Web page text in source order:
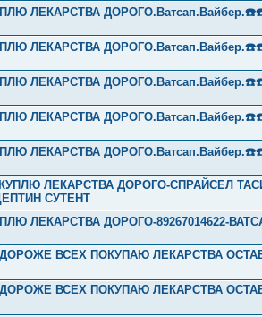
ЛЕКАРСТВА
ЛЕКАРСТВА
ЛЕКАРСТВА
ЛЕКАРСТВА
ЛЕКАРСТВА
КУПЛЮ ЛЕКАРСТВА ДОРОГО-СПРАЙСЕЛ
СУТЕНТ
ЛЕКАРСТВА ДОРОГО-89267014622-
ДОРОЖЕ ВСЕХ ПОКУПАЮ ЛЕКАРСТВА
ДОРОЖЕ ВСЕХ ПОКУПАЮ ЛЕКАРСТВА